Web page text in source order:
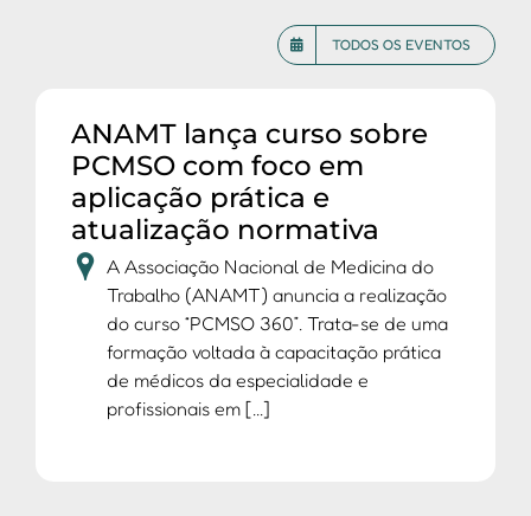
TODOS OS EVENTOS
ANAMT lança curso sobre
PCMSO com foco em
aplicação prática e
atualização normativa
A Associação Nacional de Medicina do
Trabalho (ANAMT) anuncia a realização
do curso “PCMSO 360”. Trata-se de uma
formação voltada à capacitação prática
de médicos da especialidade e
profissionais em [...]